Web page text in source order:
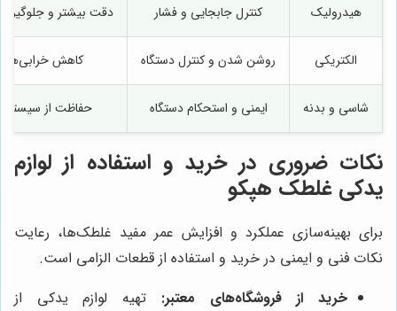
هیدرولیک کنترل جابجایی و فشار دقت بیشتر و
الکتریکی روشن شدن و کنترل دستگاه کاهش خرابی‌های
شاسی و بدنه ایمنی و استحکام دستگاه حفاظت از
نکات ضروری در خرید و استفاده از لوازم
یدکی غلطک هپکو
برای بهینه‌سازی عملکرد و افزایش عمر مفید غلطک‌ها، رعایت
نکات فنی و ایمنی در خرید و استفاده از قطعات الزامی است.
خرید از فروشگاه‌های معتبر:
تهیه لوازم یدکی از